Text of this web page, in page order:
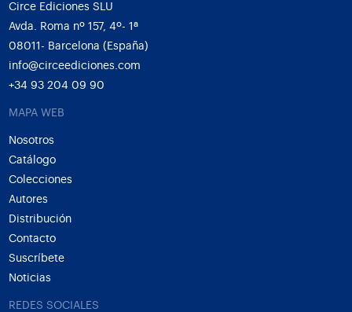
Circe Ediciones SLU
Avda. Roma nº 157, 4º- 1ª
08011- Barcelona (España)
info@circeediciones.com
+34 93 204 09 90
MAPA WEB
Nosotros
Catálogo
Colecciones
Autores
Distribución
Contacto
Suscríbete
Noticias
REDES SOCIALES